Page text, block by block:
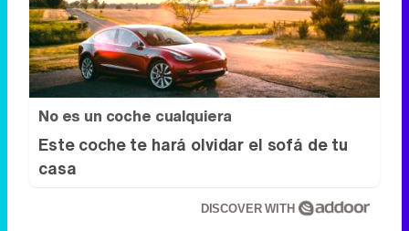
No es un coche cualquiera
Este coche te hará olvidar el sofá de tu
casa
DISCOVER WITH